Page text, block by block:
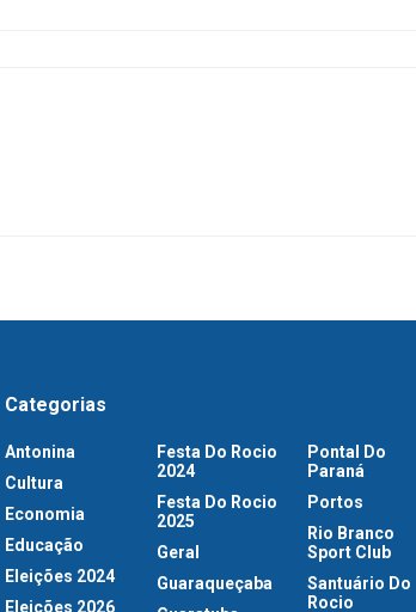
Categorias
Antonina
Cultura
Economia
Educação
Eleições 2024
Eleições 2026
Festa Do Rocio
2024
Festa Do Rocio
2025
Geral
Guaraqueçaba
Pontal Do
Paraná
Portos
Rio Branco
Sport Club
Santuário Do
Rocio